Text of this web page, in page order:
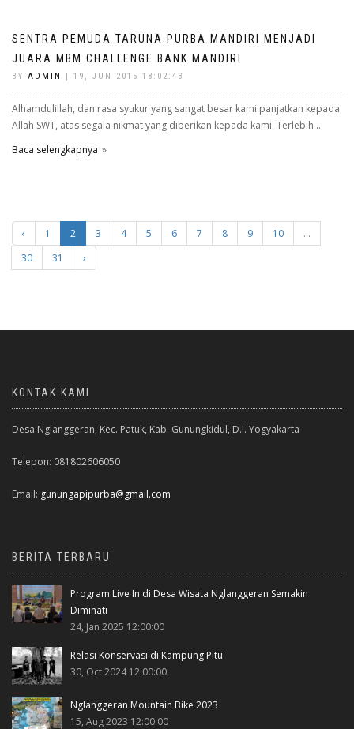
SENTRA PEMUDA TARUNA PURBA MANDIRI MENJADI
JUARA MBM CHALLENGE BANK MANDIRI
BY ADMIN | 19, JUN 2015 18:02:43
Alhamdulillah, dan rasa syukur yang sangat besar kami panjatkan kepada
Allah SWT, atas segala nikmat yang diberikan kepada kami. Terlebih ...
Baca selengkapnya
‹ 1 2 3 4 5 6 7 8 9 10
...
30
31 ›
KONTAK KAMI
Desa Nglanggeran, Kec. Patuk, Kab. Gunungkidul, D.I. Yogyakarta
Telepon: 081802606050
Email: gunungapipurba@gmail.com
BERITA TERBARU
Program Live In di Desa Wisata Nglanggeran Semakin
Diminati
24, Jan 2025 12:00:00
Relasi Konservasi di Kampung Pitu
30, Oct 2024 12:00:00
Nglanggeran Mountain Bike 2023
15, Aug 2023 12:00:00